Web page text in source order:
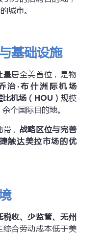
城市。
基础设施
量居全美首位，是物
治·布什洲际机场
比机场（HOU） 规模
个国际目的地。
， 战略区位与完善
触达美拉市场的优
收、少监管、无州
综合劳动成本低于美